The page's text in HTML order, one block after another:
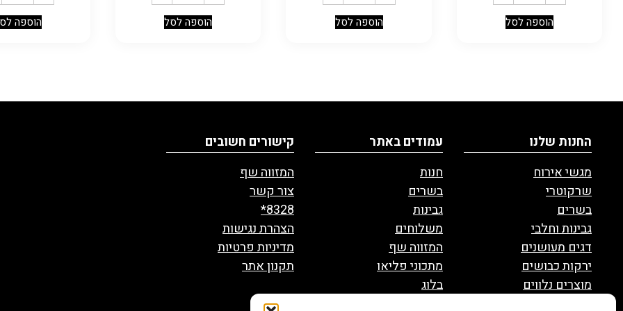
הוספה לסל הוספה לסל הוספה לסל הוספה
החנות שלנו
מגשי אירוח
שרקוטרי
בשרים
גבינות וחלבי
דגים מעושנים
ירקות כבושים
מוצרים נלווים
עמודים באתר
חנות
בשרים
גבינות
משלוחים
המזווה שף
מתכוני פליאו
בלוג
קישורים חשובים
המזווה שף
צור קשר
8328*
הצהרת נגישות
מדיניות פרטיות
תקנון אתר